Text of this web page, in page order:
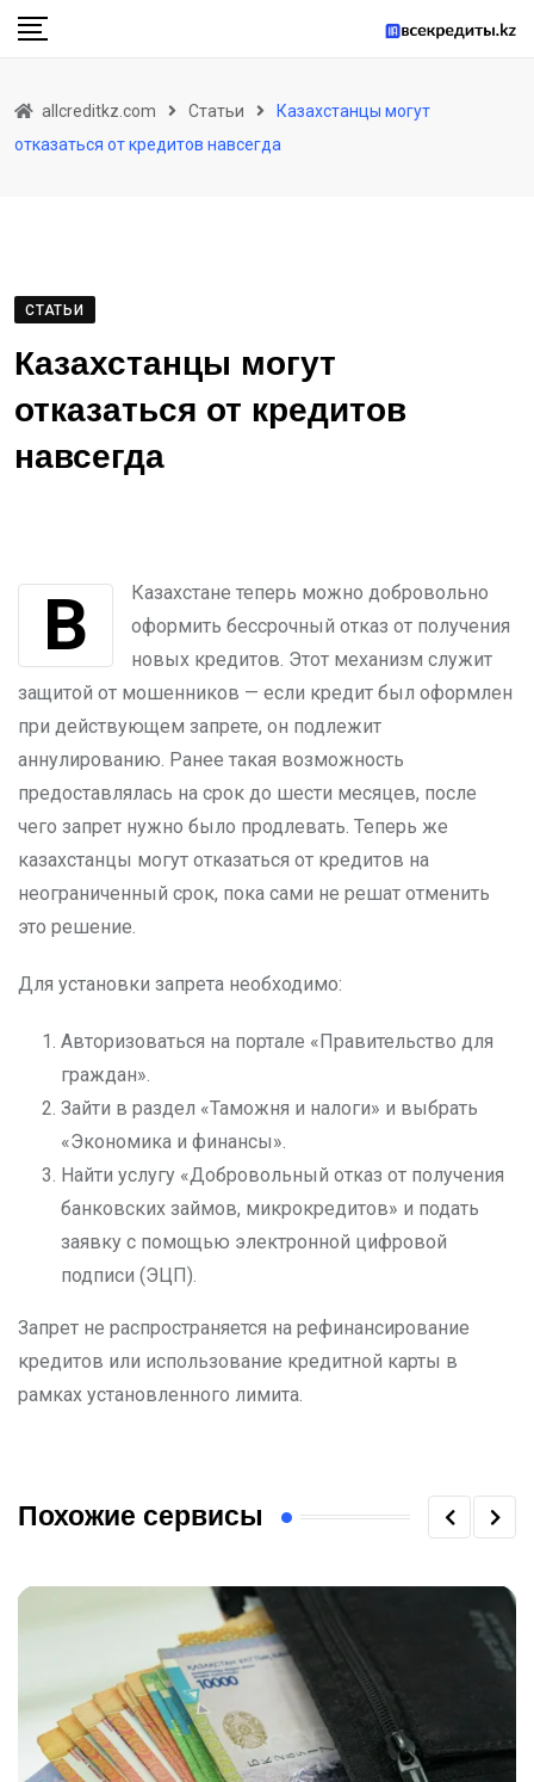
Skip
allcreditkz.com Статьи
Казахстанцы могут
отказаться от кредитов навсегда
СТАТЬИ
Казахстанцы могут
отказаться от кредитов
навсегда
В Казахстане теперь можно добровольно
оформить бессрочный отказ от получения
новых кредитов. Этот механизм служит
защитой от мошенников — если кредит был оформлен
при действующем запрете, он подлежит
аннулированию. Ранее такая возможность
предоставлялась на срок до шести месяцев, после
чего запрет нужно было продлевать. Теперь же
казахстанцы могут отказаться от кредитов на
неограниченный срок, пока сами не решат отменить
это решение.
Для установки запрета необходимо:
Авторизоваться на портале «Правительство для
граждан».
Зайти в раздел «Таможня и налоги» и выбрать
«Экономика и финансы».
Найти услугу «Добровольный отказ от получения
банковских займов, микрокредитов» и подать
заявку с помощью электронной цифровой
подписи (ЭЦП).
Запрет не распространяется на рефинансирование
кредитов или использование кредитной карты в
рамках установленного лимита.
Похожие сервисы